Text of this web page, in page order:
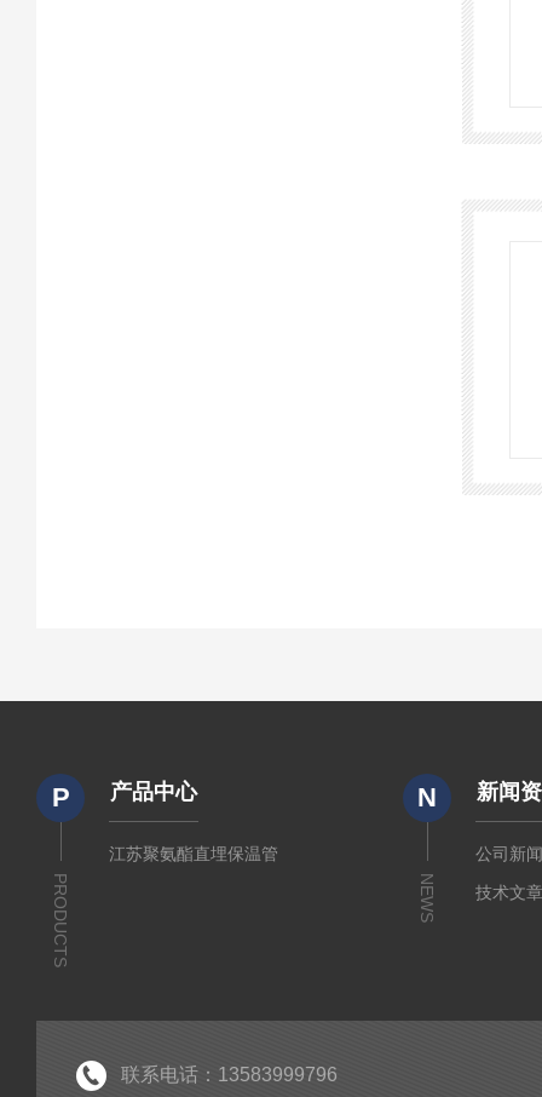
P
PRODUCTS
产品中心
江苏聚氨酯直埋保温管
N
NEWS
新闻
公司新
技术文
联系电话：13583999796